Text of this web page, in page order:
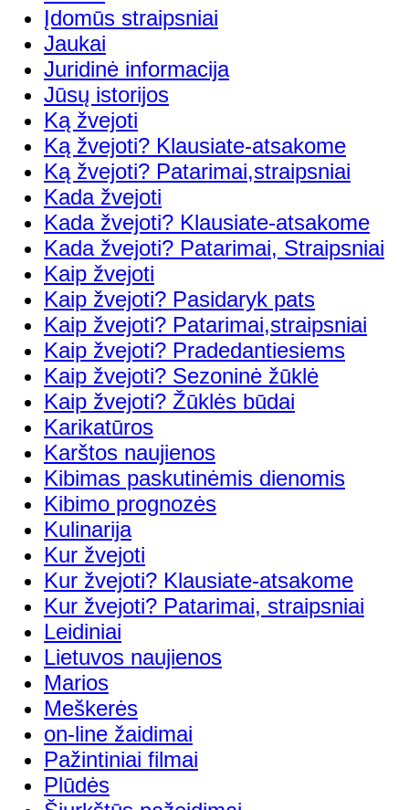
Įdomūs straipsniai
Jaukai
Juridinė informacija
Jūsų istorijos
Ką žvejoti
Ką žvejoti? Klausiate-atsakome
Ką žvejoti? Patarimai,straipsniai
Kada žvejoti
Kada žvejoti? Klausiate-atsakome
Kada žvejoti? Patarimai, Straipsniai
Kaip žvejoti
Kaip žvejoti? Pasidaryk pats
Kaip žvejoti? Patarimai,straipsniai
Kaip žvejoti? Pradedantiesiems
Kaip žvejoti? Sezoninė žūklė
Kaip žvejoti? Žūklės būdai
Karikatūros
Karštos naujienos
Kibimas paskutinėmis dienomis
Kibimo prognozės
Kulinarija
Kur žvejoti
Kur žvejoti? Klausiate-atsakome
Kur žvejoti? Patarimai, straipsniai
Leidiniai
Lietuvos naujienos
Marios
Meškerės
on-line žaidimai
Pažintiniai filmai
Plūdės